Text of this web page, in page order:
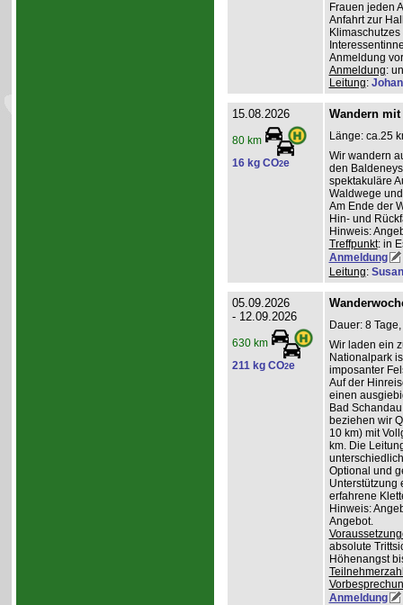
Frauen jeden
Anfahrt zur
Anmeldung
Anmeldung:
Leitung:
15.08.2026
80 km
16 kg CO2e
Wandern
Länge: ca.25
Wir wandern
den
spektakuläre
Waldwege
Am Ende der
Hin- und
Hinweis:
Treffpunkt: in
Anmeldung
Leitung:
05.09.2026
- 12.09.2026
630 km
211 kg CO2e
Dauer: 8
Wir laden ein
Nationalpark
imposanter
Auf der
einen
Bad
beziehen wir
10 km) mit
km. Die
Optional und
Unterstützung
erfahrene
Hinweis:
Angebot.
absolute
Höhenangst
Anmeldung